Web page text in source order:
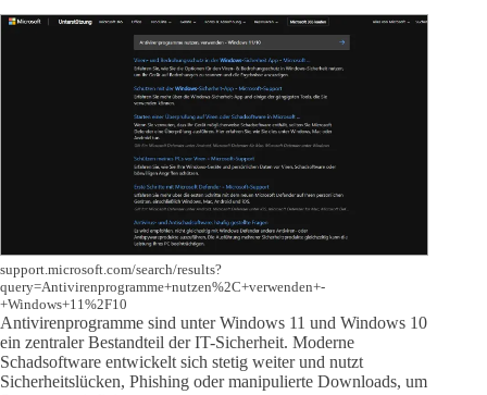
support.microsoft.com/search/results?
query=Antivirenprogramme+nutzen%2C+verwenden+-
+Windows+11%2F10
Antivirenprogramme sind unter Windows 11 und Windows 10
ein zentraler Bestandteil der IT-Sicherheit. Moderne
Schadsoftware entwickelt sich stetig weiter und nutzt
Sicherheitslücken, Phishing oder manipulierte Downloads, um